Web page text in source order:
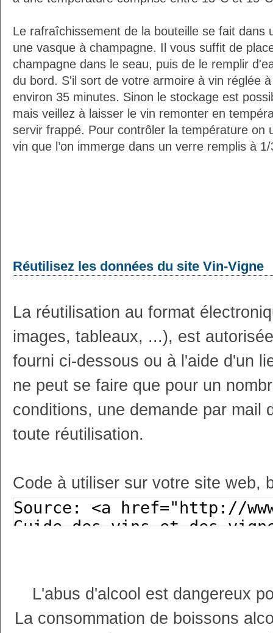
Le rafraîchissement de la bouteille se fait dans
une vasque à champagne. Il vous suffit de
champagne dans le seau, puis de le remplir
du bord. S'il sort de votre armoire à vin réglée
environ 35 minutes. Sinon le stockage est
mais veillez à laisser le vin remonter en
servir frappé. Pour contrôler la température on
vin que l’on immerge dans un verre remplis à
Réutilisez les données du site Vin-Vigne
La réutilisation au format
images, tableaux, ...), est
fourni ci-dessous ou à l'aide d'un
ne peut se faire que pour un
conditions, une demande par mail
toute réutilisation.
Code à utiliser sur votre site web,
L'abus d'alcool est dangereux
La consommation de boissons